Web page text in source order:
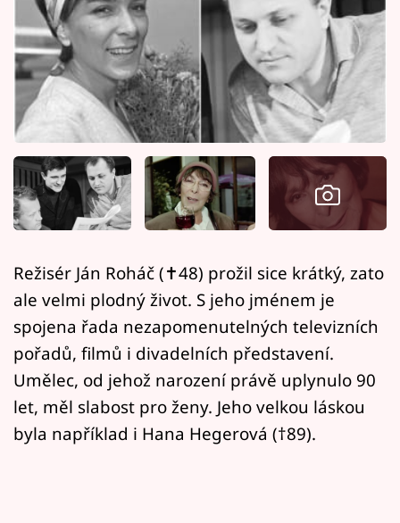
Horoskopy
Sledujte prima+
Filmový festival Karlovy Vary
Pořady
Mámy sobě
Sledujte nás
Režisér Ján Roháč (✝48) prožil sice krátký, zato
ale velmi plodný život. S jeho jménem je
spojena řada nezapomenutelných televizních
pořadů, filmů i divadelních představení.
Umělec, od jehož narození právě uplynulo 90
let, měl slabost pro ženy. Jeho velkou láskou
byla například i Hana Hegerová (†89).